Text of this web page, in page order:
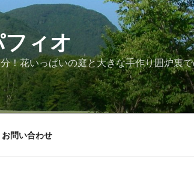
ィオ
！花いっぱいの庭と大きな手作り囲炉裏
お問い合わせ